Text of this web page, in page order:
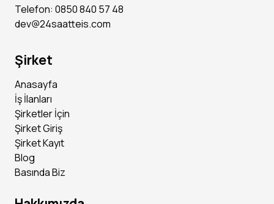
Telefon: 0850 840 57 48
dev@24saatteis.com
Şirket
Anasayfa
İş İlanları
Şirketler İçin
Şirket Giriş
Şirket Kayıt
Blog
Basında Biz